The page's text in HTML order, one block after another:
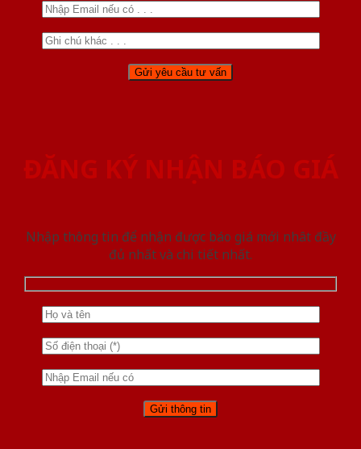
ĐĂNG KÝ NHẬN BÁO GIÁ
Nhập thông tin để nhận được báo giá mới nhât đầy
đủ nhất và chi tiết nhất.